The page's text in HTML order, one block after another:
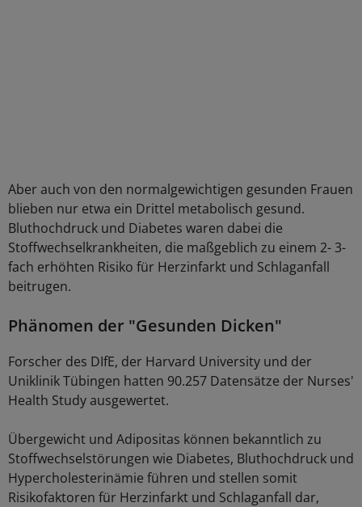
Aber auch von den normalgewichtigen gesunden Frauen
blieben nur etwa ein Drittel metabolisch gesund.
Bluthochdruck und Diabetes waren dabei die
Stoffwechselkrankheiten, die maßgeblich zu einem 2- 3-
fach erhöhten Risiko für Herzinfarkt und Schlaganfall
beitrugen.
Phänomen der "Gesunden Dicken"
Forscher des DIfE, der Harvard University und der
Uniklinik Tübingen hatten 90.257 Datensätze der Nurses'
Health Study ausgewertet.
Übergewicht und Adipositas können bekanntlich zu
Stoffwechselstörungen wie Diabetes, Bluthochdruck und
Hypercholesterinämie führen und stellen somit
Risikofaktoren für Herzinfarkt und Schlaganfall dar,